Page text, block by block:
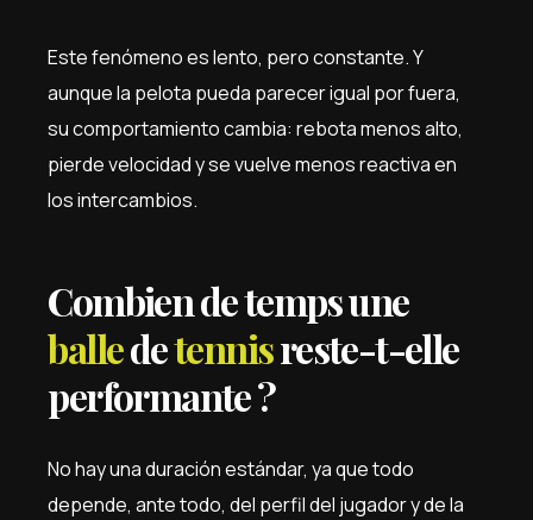
Este fenómeno es lento, pero constante. Y
aunque la pelota pueda parecer igual por fuera,
su comportamiento cambia: rebota menos alto,
pierde velocidad y se vuelve menos reactiva en
los intercambios.
Combien de temps une
balledetennisreste-t-elle
performante ?
No hay una duración estándar, ya que todo
depende, ante todo, del perfil del jugador y de la